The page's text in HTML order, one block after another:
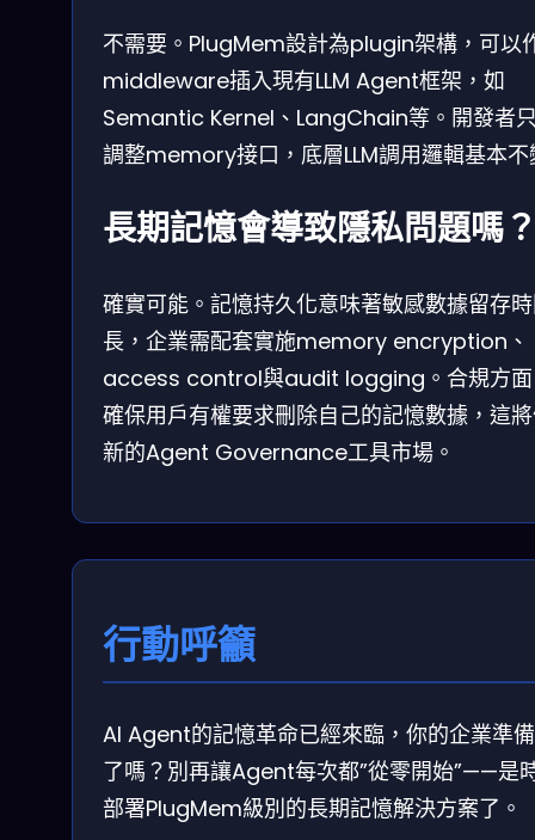
不需要。PlugMem設計為plugin架構，可以
middleware插入現有LLM Agent框架，如
Semantic Kernel、LangChain等。開發者
調整memory接口，底層LLM調用邏輯基本不
長期記憶會導致隱私問題嗎
確實可能。記憶持久化意味著敏感數據留存
長，企業需配套實施memory encryption、
access control與audit logging。合規方面
確保用戶有權要求刪除自己的記憶數據，這
新的Agent Governance工具市場。
行動呼籲
AI Agent的記憶革命已經來臨，你的企業準
了嗎？別再讓Agent每次都”從零開始”——是
部署PlugMem級別的長期記憶解決方案了。